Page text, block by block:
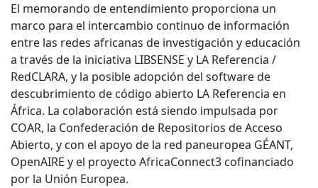
El memorando de entendimiento proporciona un
marco para el intercambio continuo de información
entre las redes africanas de investigación y educación
a través de la iniciativa LIBSENSE y LA Referencia /
RedCLARA, y la posible adopción del software de
descubrimiento de código abierto LA Referencia en
África. La colaboración está siendo impulsada por
COAR, la Confederación de Repositorios de Acceso
Abierto, y con el apoyo de la red paneuropea GÉANT,
OpenAIRE y el proyecto AfricaConnect3 cofinanciado
por la Unión Europea.